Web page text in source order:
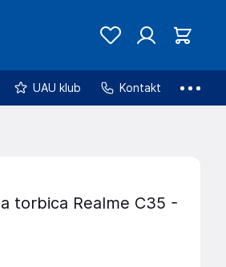
UAU klub Kontakt
torbica Realme C35 -